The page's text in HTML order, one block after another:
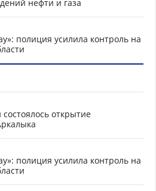
нефти и газа
полиция усилила контроль на
открытие
полиция усилила контроль на